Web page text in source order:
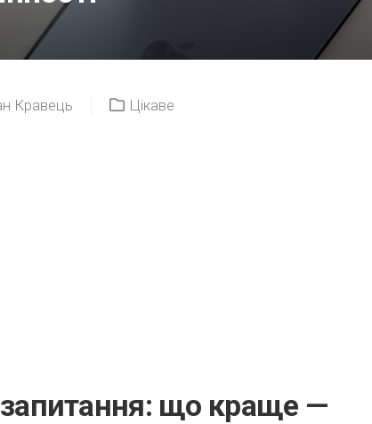
Кравець Цікаве
запитання: що краще —